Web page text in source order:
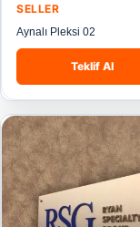
SELLER
Aynalı Pleksi 02
Teklif Al